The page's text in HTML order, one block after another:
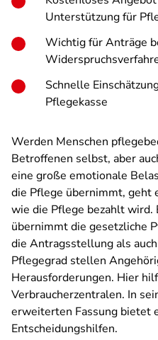
Unterstützung für
Wichtig für Anträge
Schnelle
Pflegekasse
Werden Menschen
Betroffenen selbst, aber
eine große emotionale
die Pflege übernimmt, geht
wie die Pflege bezahlt wird.
übernimmt die gesetzliche
die Antragsstellung als
Pflegegrad stellen
Herausforderungen. Hier
Verbraucherzentralen. In
erweiterten Fassung bietet
Entscheidungshilfen.